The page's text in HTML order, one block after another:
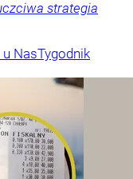
strategia
NasTygodnik